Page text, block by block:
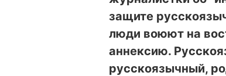
защите
люди воюют на
аннексию.
русскоязычный,